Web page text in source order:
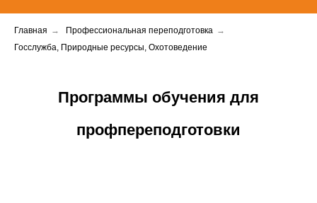
Главная → Профессиональная переподготовка →
Госслужба, Природные ресурсы, Охотоведение
Программы обучения для
профпереподготовки